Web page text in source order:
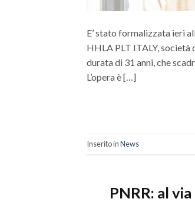
E’ stato formalizzata ieri
HHLA PLT ITALY,
durata di 31 anni, che
L’opera è […]
Inserito inNews
PNRR: al